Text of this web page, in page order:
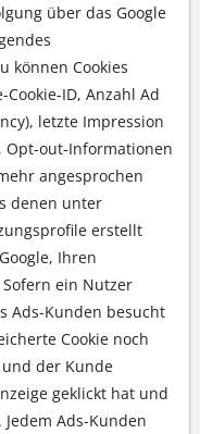
über das Google
können Cookies
ID, Anzahl Ad
letzte Impression
Opt-out-Informationen
angesprochen
denen unter
erstellt
Ihren
ein Nutzer
Ads-Kunden besucht
Cookie noch
der Kunde
geklickt hat und
Ads-Kunden